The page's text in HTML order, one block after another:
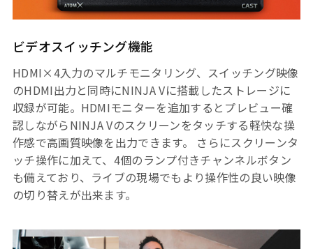
ビデオスイッチング機能
HDMI×4入力のマルチモニタリング、スイッチング映像
のHDMI出力と同時にNINJA Vに搭載したストレージに
収録が可能。HDMIモニターを追加するとプレビュー確
認しながらNINJA Vのスクリーンをタッチする軽快な操
作感で高画質映像を出力できます。 さらにスクリーンタ
ッチ操作に加えて、4個のランプ付きチャンネルボタン
も備えており、ライブの現場でもより操作性の良い映像
の切り替えが出来ます。